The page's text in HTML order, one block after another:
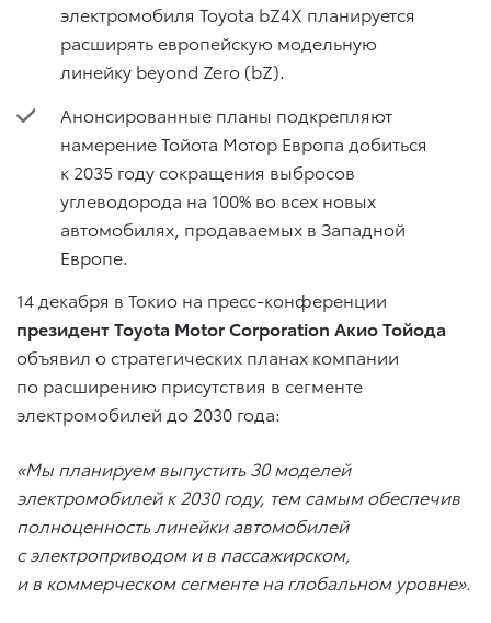
электромобиля Toyota bZ4X планируется
расширять европейскую модельную
линейку beyond Zero (bZ).
Анонсированные планы подкрепляют
намерение Тойота Мотор Европа добиться
к 2035 году сокращения выбросов
углеводорода на 100% во всех новых
автомобилях, продаваемых в Западной
Европе.
14 декабря в Токио на пресс-конференции
президент Toyota Motor Corporation Акио Тойода
объявил о стратегических планах компании
по расширению присутствия в сегменте
электромобилей до 2030 года:
«Мы планируем выпустить 30 моделей
электромобилей к 2030 году, тем самым обеспечив
полноценность линейки автомобилей
с электроприводом и в пассажирском,
и в коммерческом сегменте на глобальном уровне».